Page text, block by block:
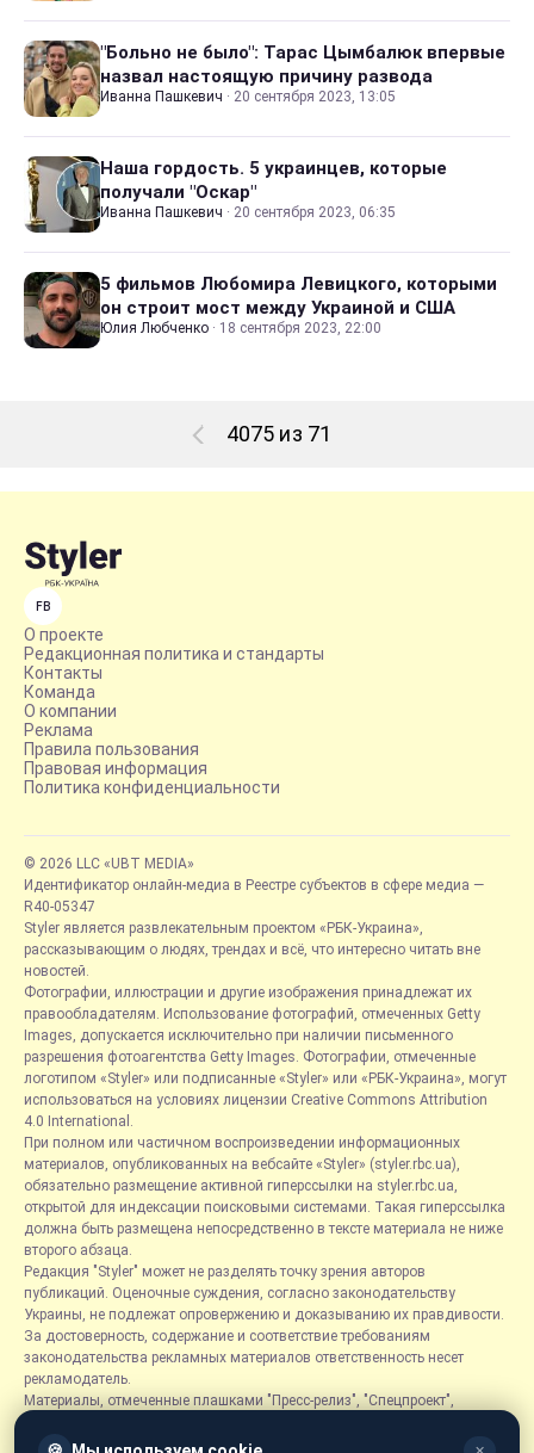
"Больно не было": Тарас Цымбалюк впервые
назвал настоящую причину развода
Иванна Пашкевич · 20 сентября 2023, 13:05
Наша гордость. 5 украинцев, которые
получали "Оскар"
Иванна Пашкевич · 20 сентября 2023, 06:35
5 фильмов Любомира Левицкого, которыми
он строит мост между Украиной и США
Юлия Любченко · 18 сентября 2023, 22:00
4075 из 71
FB
О проекте
Редакционная политика и стандарты
Контакты
Команда
О компании
Реклама
Правила пользования
Правовая информация
Политика конфиденциальности
© 2026 LLC «UBT MEDIA»
Идентификатор онлайн-медиа в Реестре субъектов в сфере медиа —
R40-05347
Styler является развлекательным проектом «РБК-Украина»,
рассказывающим о людях, трендах и всё, что интересно читать вне
новостей.
Фотографии, иллюстрации и другие изображения принадлежат их
правообладателям. Использование фотографий, отмеченных Getty
Images, допускается исключительно при наличии письменного
разрешения фотоагентства Getty Images. Фотографии, отмеченные
логотипом «Styler» или подписанные «Styler» или «РБК-Украина», могут
использоваться на условиях лицензии Creative Commons Attribution
4.0 International.
При полном или частичном воспроизведении информационных
материалов, опубликованных на вебсайте «Styler» (styler.rbc.ua),
обязательно размещение активной гиперссылки на styler.rbc.ua,
открытой для индексации поисковыми системами. Такая гиперссылка
должна быть размещена непосредственно в тексте материала не ниже
второго абзаца.
Редакция "Styler" может не разделять точку зрения авторов
публикаций. Оценочные суждения, согласно законодательству
Украины, не подлежат опровержению и доказыванию их правдивости.
За достоверность, содержание и соответствие требованиям
законодательства рекламных материалов ответственность несет
рекламодатель.
Материалы, отмеченные плашками "Пресс-релиз", "Спецпроект",
размещаются на правах рекламы.